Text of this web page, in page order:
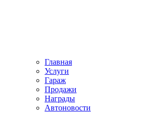
Главная
Услуги
Гараж
Продажи
Награды
Автоновости